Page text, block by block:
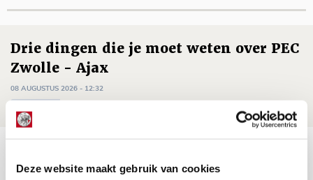
Deze website maakt gebruik van cookies
Drie dingen die je moet weten over PEC
Zwolle - Ajax
08 AUGUSTUS 2026 - 12:32
jij aan nieuw eredivisieseizoen?